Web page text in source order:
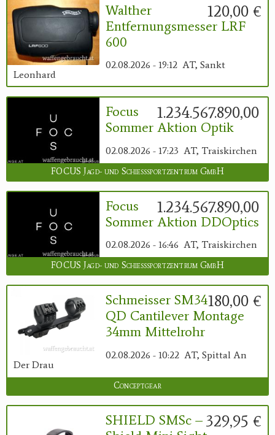
120,00 €
Walther
Entfernungsmesser LRF
600
02.08.2026 - 19:12 AT, Sankt
Leonhard
1.234.567.890,00 €
Focus
Sommer Aktion Optik
02.08.2026 - 17:23 AT, Traiskirchen
FOCUS Jagd- und Schießsportzentrum GmbH
1.234.567.890,00 €
Focus
Sommer Aktion DDOptics
02.08.2026 - 16:46 AT, Traiskirchen
FOCUS Jagd- und Schießsportzentrum GmbH
180,00 €
Schmeisser SM34
QD Cantilever Montage
34mm Mittelrohr
02.08.2026 - 10:22 AT, Spittal An
Der Drau
Conceptgear
329,95 €
SHIELD SMSc –